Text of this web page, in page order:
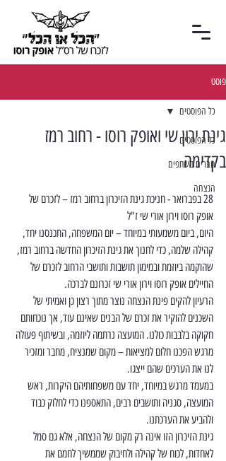
פוסט
כל הפוסטים
חברים משתפים
הנצחה
כל הפוסטים
גינת ירון שי ואופק רוסו - רחוב רמז
בקדימה
28 בפברואר - חניכת גינת הזיכרון ברחוב רמז – לזכרם של
אופק רוסו וירון אורי שי ז"ל
היום, ביום משמעותי במיוחד – יום המשפחה, התכנסנו יחד,
קהילה שלמה, כדי לחנוך את גינת הזיכרון החדשה ברחוב רמז,
שהוקמה ביוזמת ובמימון תושבות ותושבי הרחוב לזכרם של
החיילים אופק רוסו וירון אורי שי זכרונם לברכה.
הרעיון להקים פינת הנצחה נוצר מתוך רצון כן ואמיתי של
השכנים להוקיר את זכרם של הבנים שאינם עוד, אך נוכחותם
חקוקה בלבבות כולנו. המועצה נרתמה ליוזמה, ובשיתוף פעולה
מרגש הפכנו חלום למציאות – מקום שמנציח, מחבר ומזכיר
לנו את הערכים שהם ייצגו.
במעמד מרגש במיוחד, יחד עם משפחותיהם היקרות, ראש
המועצה, סגניה ותושבים רבים, התאספנו כדי לחלוק כבוד
ולהביע את הערכתנו.
גינת הזיכרון הזו אינה רק מקום של הנצחה, אלא גם סמל
לאחדות, לכוח של קהילה ולחיבוק שממשיך לחמם את